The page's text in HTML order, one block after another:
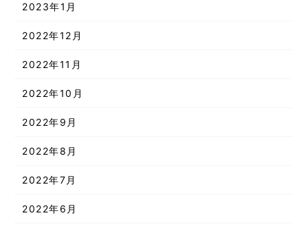
2023年1月
2022年12月
2022年11月
2022年10月
2022年9月
2022年8月
2022年7月
2022年6月